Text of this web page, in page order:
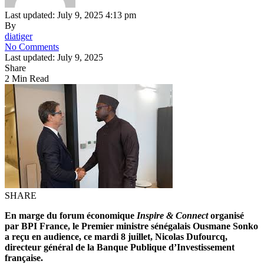
Last updated: July 9, 2025 4:13 pm
By
diatiger
No Comments
Last updated: July 9, 2025
Share
2 Min Read
SHARE
En marge du forum économique Inspire & Connectorganisé
par BPI France, le Premier ministre sénégalais Ousmane Sonko
a reçu en audience, ce mardi 8 juillet, Nicolas Dufourcq,
directeur général de la Banque Publique d’Investissement
française.